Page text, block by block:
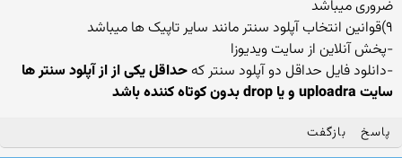
ضروری میباشد
۹)قوانین انتخاب آپلود سنتر مانند سایر تاپیک ها میباشد
-پخش آنلاین از سایت ویدیوزا
-دانلود فایل حداقل دو آپلود سنتر کهحداقل یکی از از آپلود سنتر ها
سایت uploadra و یا drop بدون کوتاه کننده باشد
پاسخ بازگفت